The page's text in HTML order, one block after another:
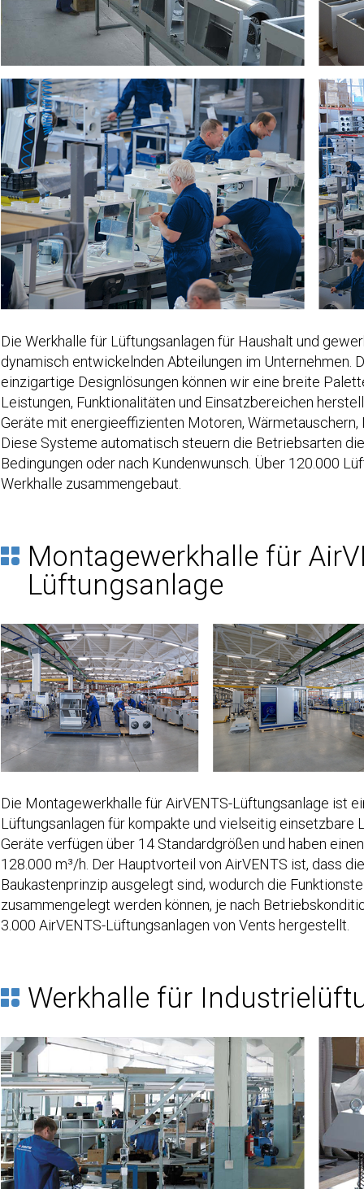
Die Werkhalle für Lüftungsanlagen für Haushalt und
dynamisch entwickelnden Abteilungen im Unternehmen.
einzigartige Designlösungen können wir eine breite
Leistungen, Funktionalitäten und Einsatzbereichen
Geräte mit energieeffizienten Motoren,
Diese Systeme automatisch steuern die Betriebsarten
Bedingungen oder nach Kundenwunsch. Über 120.000
Werkhalle zusammengebaut.
Montagewerkhalle für
Lüftungsanlage
Die Montagewerkhalle für AirVENTS-Lüftungsanlage ist
Lüftungsanlagen für kompakte und vielseitig einsetzbare
Geräte verfügen über 14 Standardgrößen und haben
128.000 m³/h. Der Hauptvorteil von AirVENTS ist, dass
Baukastenprinzip ausgelegt sind, wodurch die
zusammengelegt werden können, je nach
3.000 AirVENTS-Lüftungsanlagen von Vents hergestellt.
Werkhalle für